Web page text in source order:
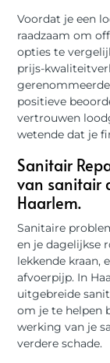
Voordat je een
raadzaam om
opties te
prijs-
positieve
vertrouwen
wetende dat je
Sanitair
van sanitair
Haarlem.
Sanitaire
en je dagelijkse
lekkende kraan,
afvoerpijp. In
uitgebreide
om je te helpen
werking van je
verdere schade.